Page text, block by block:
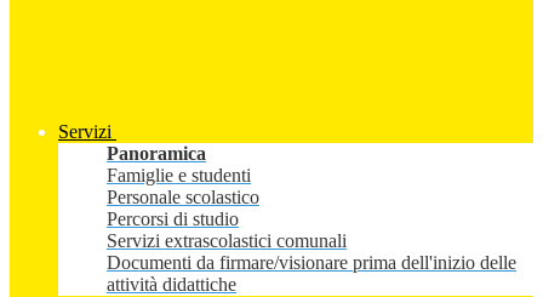
Servizi
Panoramica
Famiglie e studenti
Personale scolastico
Percorsi di studio
Servizi extrascolastici comunali
Documenti da firmare/visionare prima dell'inizio delle
attività didattiche